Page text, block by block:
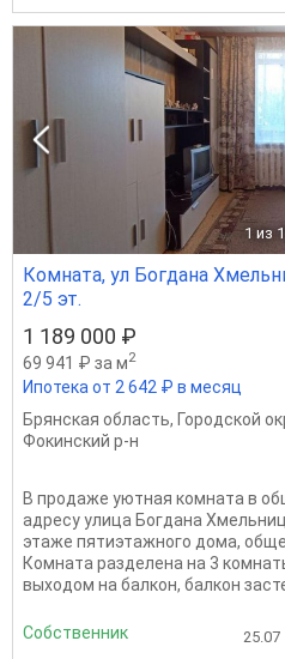
1 из
Комната, ул Богдана
2/5 эт.
1 189 000 ₽
69 941 ₽ за м2
Ипотека от 2 642 ₽ в месяц
Брянская область, Городской
Фокинский р-н
В продаже уютная комната в
адресу улица Богдана
этаже пятиэтажного дома,
Комната разделена на 3
выходом на балкон, балкон
Собственник 25.07